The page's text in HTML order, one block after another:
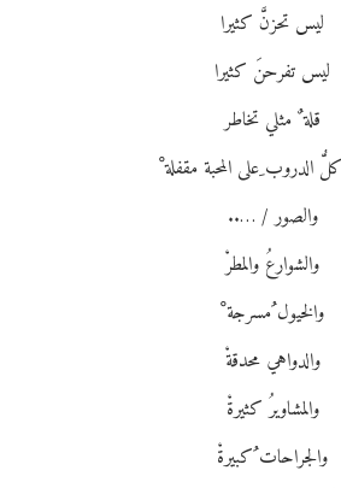
ليس تحزنَّ كثيرا
ليس تفرحنَ كثيرا
قلة ٌ مثلي تخاطر
الدروب ِعلى المحبة مقفلة
والصور / …..
والشوارعُ والمطرْ
والخيول ُمسرجة ْ
والدواهي محدقةْ
والمشاويرُ كثيرةْ
والجراحات ُكبيرةْ